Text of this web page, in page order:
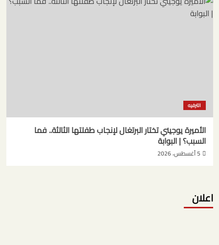
الترفيه
الأميرة يوجيني تختار البرتغال لإنجاب طفلتها الثالثة.. فما
السبب؟ | البوابة
5 أغسطس، 2026
اعلان